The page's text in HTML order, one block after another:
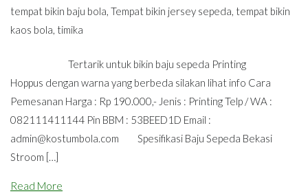
tempat bikin baju bola, Tempat bikin jersey sepeda, tempat bikin
kaos bola, timika
Tertarik untuk bikin baju sepeda Printing
Hoppus dengan warna yang berbeda silakan lihat info Cara
Pemesanan Harga : Rp 190.000,- Jenis : Printing Telp / WA :
082111411144 Pin BBM : 53BEED1D Email :
admin@kostumbola.com Spesifikasi Baju Sepeda Bekasi
Stroom […]
Read More